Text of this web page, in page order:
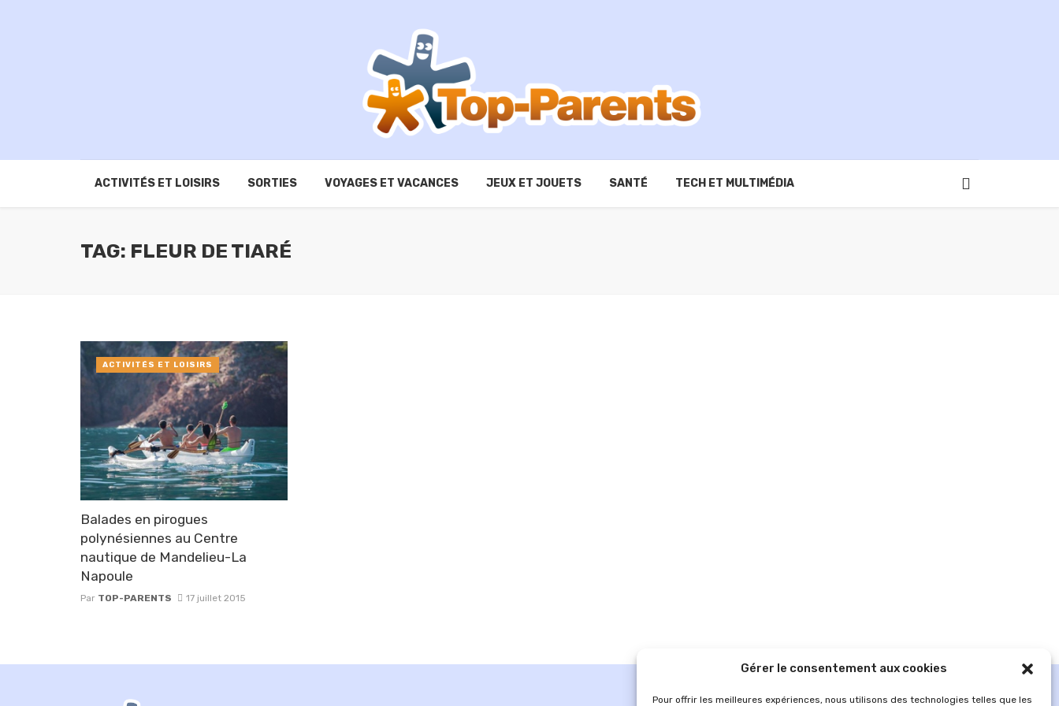
Gérer le consentement aux cookies
Pour offrir les meilleures expériences, nous utilisons des technologies telles que les
ACTIVITÉS ET LOISIRS SORTIES VOYAGES ET VACANCES JEUX ET JOUETS SANTÉ TECH ET MULTIMÉDIA
TAG: FLEUR DE TIARÉ
Balades en pirogues
polynésiennes au Centre
nautique de Mandelieu-La
Napoule
Par TOP-PARENTS 17 juillet 2015
ACTIVITÉS ET LOISIRS